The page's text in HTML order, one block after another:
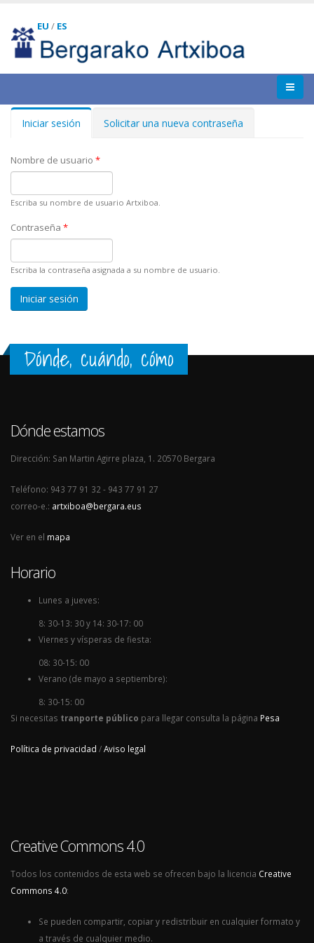
EU / ES
Solapas principales
Iniciar sesión (solapaSolicitar una nueva contraseña
Nombre de usuario *
Escriba su nombre de usuario Artxiboa.
Contraseña *
Escriba la contraseña asignada a su nombre de usuario.
Dónde, cuándo, cómo
Dónde estamos
Dirección: San Martin Agirre plaza, 1. 20570 Bergara
Teléfono: 943 77 91 32 - 943 77 91 27
correo-e.: artxiboa@bergara.eus
Ver en el mapa
Horario
Lunes a jueves:
8: 30-13: 30 y 14: 30-17: 00
Viernes y vísperas de fiesta:
08: 30-15: 00
Verano (de mayo a septiembre):
8: 30-15: 00
Si necesitas tranporte público para llegar consulta la página Pesa
Política de privacidad /Aviso legal
Creative Commons 4.0
Todos los contenidos de esta web se ofrecen bajo la licencia Creative
Commons 4.0:
Se pueden compartir, copiar y redistribuir en cualquier formato y
a través de cualquier medio.